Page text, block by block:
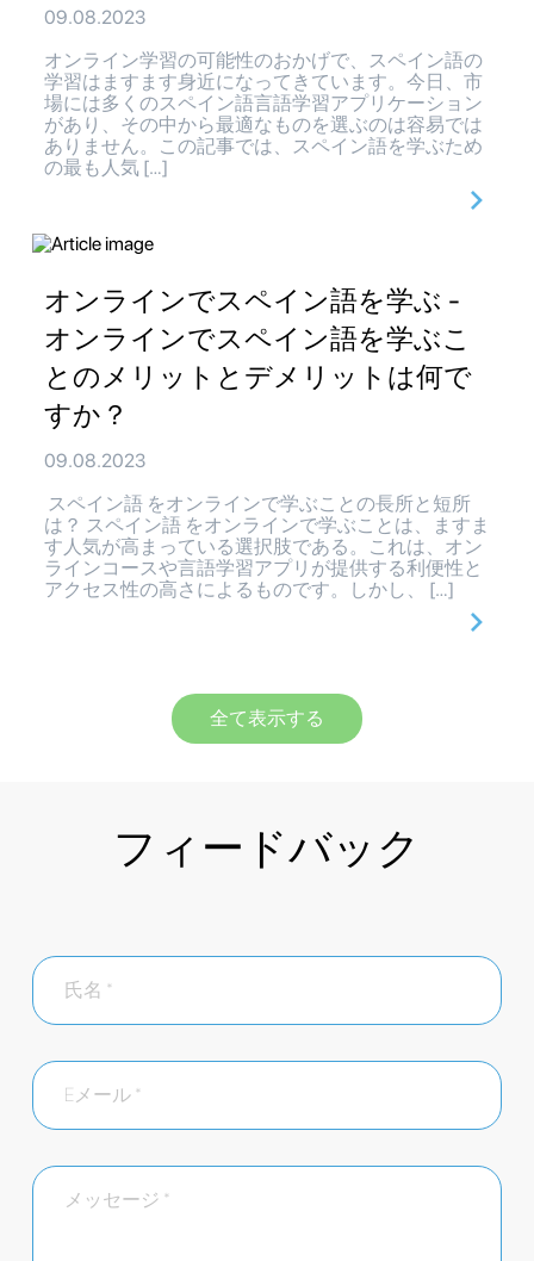
09.08.2023
オンライン学習の可能性のおかげで、スペイン語の
学習はますます身近になってきています。今日、市
場には多くのスペイン語言語学習アプリケーション
があり、その中から最適なものを選ぶのは容易では
ありません。この記事では、スペイン語を学ぶため
の最も人気 […]
オンラインでスペイン語を学ぶ -
オンラインでスペイン語を学ぶこ
とのメリットとデメリットは何で
すか？
09.08.2023
スペイン語 をオンラインで学ぶことの長所と短所
は？ スペイン語 をオンラインで学ぶことは、ますま
す人気が高まっている選択肢である。これは、オン
ラインコースや言語学習アプリが提供する利便性と
アクセス性の高さによるものです。しかし、 […]
全て表示する
フィードバック